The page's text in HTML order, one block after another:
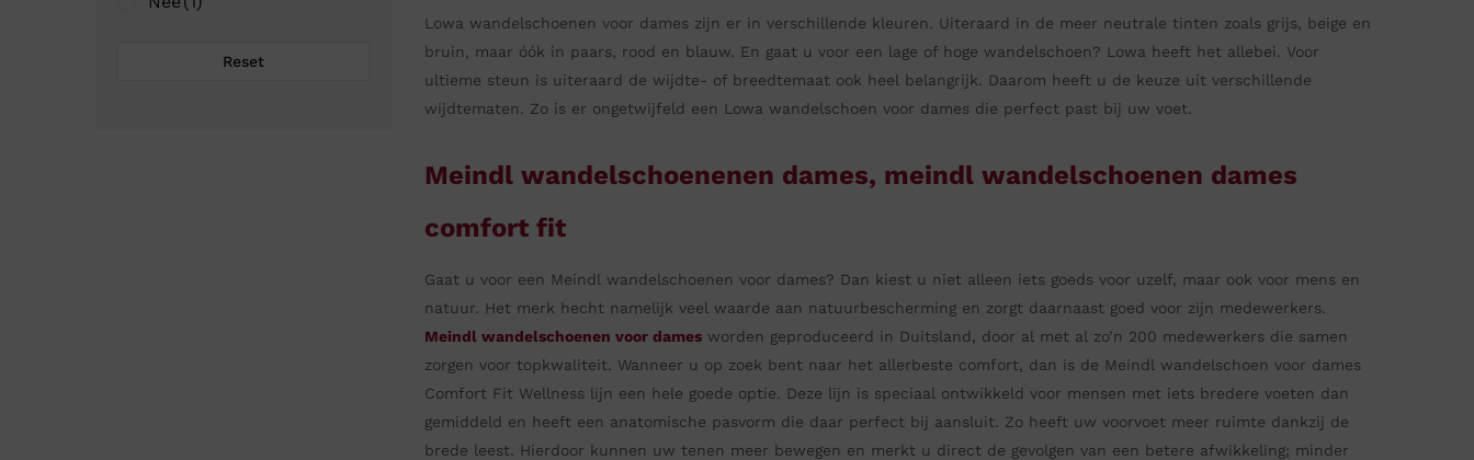
Lowa wandelschoenen voor dames zijn er in verschillende kleuren. Uiteraard in de meer neutrale tinten zoals grijs, beige en
bruin, maar óók in paars, rood en blauw. En gaat u voor een lage of hoge wandelschoen? Lowa heeft het allebei. Voor
ultieme steun is uiteraard de wijdte- of breedtemaat ook heel belangrijk. Daarom heeft u de keuze uit verschillende
wijdtematen. Zo is er ongetwijfeld een Lowa wandelschoen voor dames die perfect past bij uw voet.
Meindl wandelschoenenen dames, meindl wandelschoenen dames
comfort fit
Gaat u voor een Meindl wandelschoenen voor dames? Dan kiest u niet alleen iets goeds voor uzelf, maar ook voor mens en
natuur. Het merk hecht namelijk veel waarde aan natuurbescherming en zorgt daarnaast goed voor zijn medewerkers.
Meindl wandelschoenen voor dames worden geproduceerd in Duitsland, door al met al zo’n 200 medewerkers die samen
zorgen voor topkwaliteit. Wanneer u op zoek bent naar het allerbeste comfort, dan is de Meindl wandelschoen voor dames
Comfort Fit Wellness lijn een hele goede optie. Deze lijn is speciaal ontwikkeld voor mensen met iets bredere voeten dan
gemiddeld en heeft een anatomische pasvorm die daar perfect bij aansluit. Zo heeft uw voorvoet meer ruimte dankzij de
brede leest. Hierdoor kunnen uw tenen meer bewegen en merkt u direct de gevolgen van een betere afwikkeling; minder
Reset